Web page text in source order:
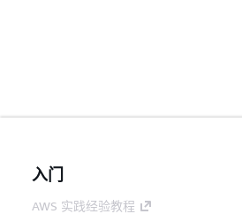
入门
AWS 实践经验教程